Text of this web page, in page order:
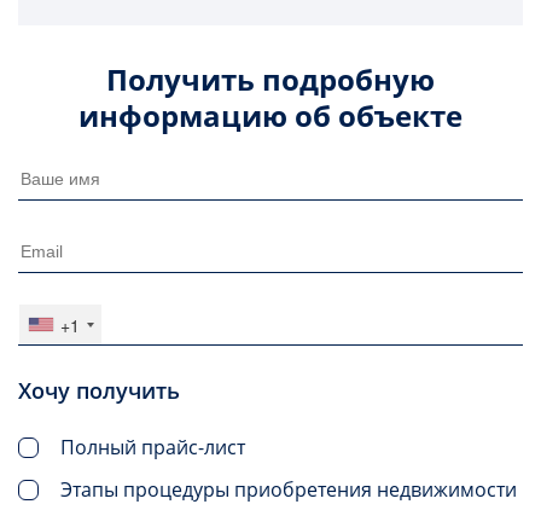
Получить подробную
информацию об объекте
+1
Хочу получить
Полный прайс-лист
Этапы процедуры приобретения недвижимости